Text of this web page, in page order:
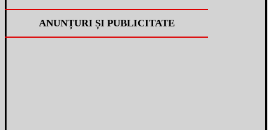
ANUNȚURI ȘI PUBLICITATE